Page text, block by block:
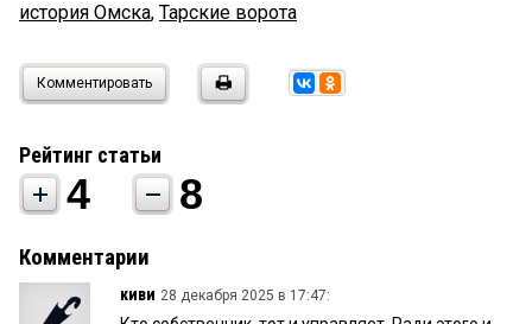
история Омска, Тарские ворота
Комментировать
Рейтинг статьи
4 8
Комментарии
киви 28 декабря 2025 в 17:47: